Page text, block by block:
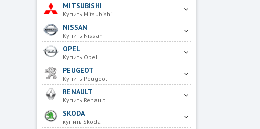
MITSUBISHI
Купить Mitsubishi
NISSAN
Купить Nissan
OPEL
Купить Opel
PEUGEOT
Купить Peugeot
RENAULT
Купить Renault
SKODA
купить Skoda